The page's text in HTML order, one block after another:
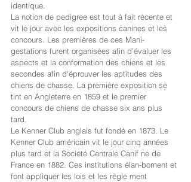
identique.
La notion de pedigree est tout à fait récente et
vit le jour avec les expositions canines et les
concours. Les premières de ces Mani-
gestations furent organisées afin d'évaluer les
aspects et la conformation des chiens et les
secondes afin d'éprouver les aptitudes des
chiens de chasse. La première exposition se
tint en Angleterre en 1859 et le premier
concours de chiens de chasse six ans plus
tard.
Le Kenner Club anglais fut fondé en 1873. Le
Kenner Club américain vit le jour cinq années
plus tard et la Société Centrale Canif ne de
France en 1882. Ces institutions élan-bornent et
font appliquer les lois et les règle ment